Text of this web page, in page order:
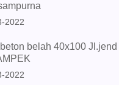
2022
belah 40x100
2022